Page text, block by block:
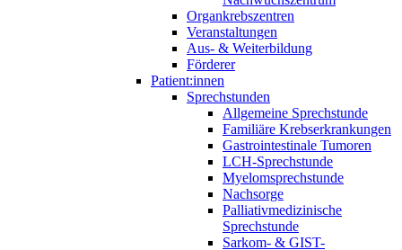
Organkrebszentren
Veranstaltungen
Aus- & Weiterbildung
Förderer
Patient:innen
Sprechstunden
Allgemeine Sprechstunde
Familiäre Krebserkrankungen
Gastrointestinale Tumoren
LCH-Sprechstunde
Myelomsprechstunde
Nachsorge
Palliativmedizinische
Sprechstunde
Sarkom- & GIST-